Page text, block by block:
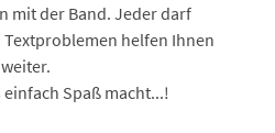
mit der Band. Jeder darf
helfen Ihnen
einfach Spaß macht...!